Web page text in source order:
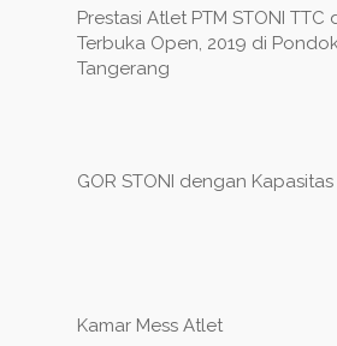
Prestasi Atlet PTM STONI TTC
Terbuka Open, 2019 di
Tangerang
GOR STONI dengan
Kamar Mess Atlet